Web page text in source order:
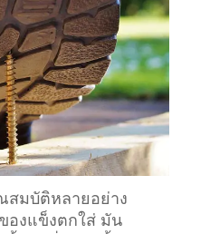
มบัติหลายอย่าง
องแข็งตกใส่ มัน